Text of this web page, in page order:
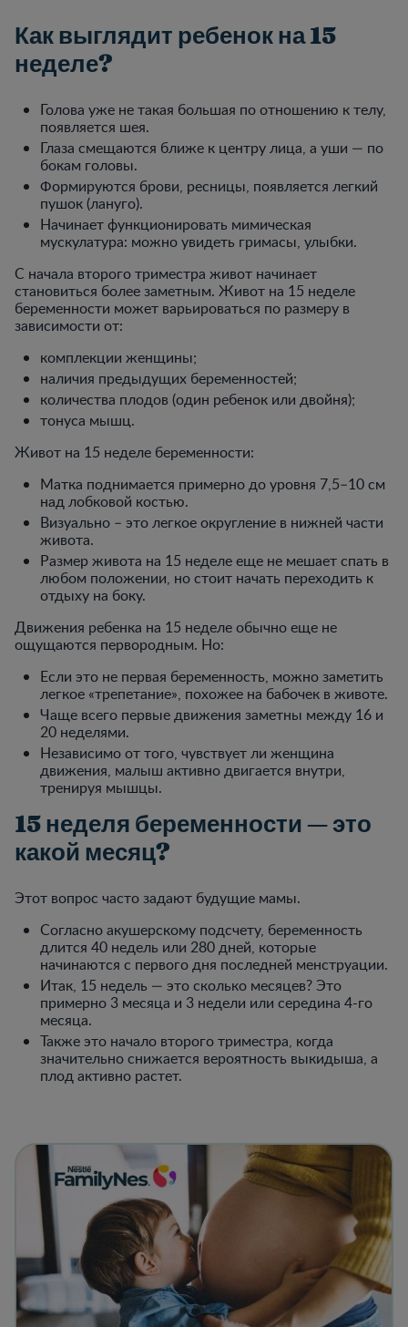
Как выглядит ребенок на 15
неделе?
Голова уже не такая большая по отношению к телу,
появляется шея.
Глаза смещаются ближе к центру лица, а уши — по
бокам головы.
Формируются брови, ресницы, появляется легкий
пушок (лануго).
Начинает функционировать мимическая
мускулатура: можно увидеть гримасы, улыбки.
С начала второго триместра живот начинает
становиться более заметным. Живот на 15 неделе
беременности может варьироваться по размеру в
зависимости от:
комплекции женщины;
наличия предыдущих беременностей;
количества плодов (один ребенок или двойня);
тонуса мышц.
Живот на 15 неделе беременности:
Матка поднимается примерно до уровня 7,5–10 см
над лобковой костью.
Визуально – это легкое округление в нижней части
живота.
Размер живота на 15 неделе еще не мешает спать в
любом положении, но стоит начать переходить к
отдыху на боку.
Движения ребенка на 15 неделе обычно еще не
ощущаются первородным. Но:
Если это не первая беременность, можно заметить
легкое «трепетание», похожее на бабочек в животе.
Чаще всего первые движения заметны между 16 и
20 неделями.
Независимо от того, чувствует ли женщина
движения, малыш активно двигается внутри,
тренируя мышцы.
15 неделя беременности — это
какой месяц?
Этот вопрос часто задают будущие мамы.
Согласно акушерскому подсчету, беременность
длится 40 недель или 280 дней, которые
начинаются с первого дня последней менструации.
Итак, 15 недель — это сколько месяцев? Это
примерно 3 месяца и 3 недели или середина 4-го
месяца.
Также это начало второго триместра, когда
значительно снижается вероятность выкидыша, а
плод активно растет.